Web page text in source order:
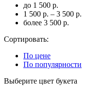
до 1 500 р.
1 500 р. – 3 500 р.
более 3 500 р.
Сортировать:
По цене
По популярности
Выберите цвет букета